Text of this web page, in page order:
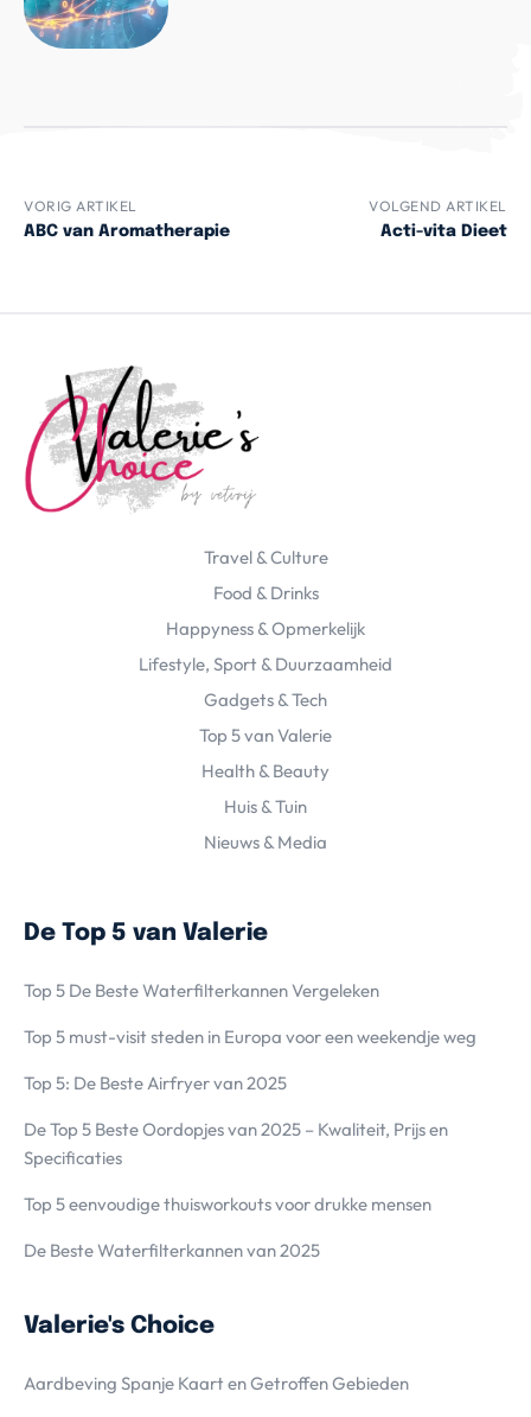
VORIG ARTIKEL
ABC van Aromatherapie
VOLGEND ARTIKEL
Acti-vita Dieet
Travel & Culture
Food & Drinks
Happyness & Opmerkelijk
Lifestyle, Sport & Duurzaamheid
Gadgets & Tech
Top 5 van Valerie
Health & Beauty
Huis & Tuin
Nieuws & Media
De Top 5 van Valerie
Top 5 De Beste Waterfilterkannen Vergeleken
Top 5 must-visit steden in Europa voor een weekendje weg
Top 5: De Beste Airfryer van 2025
De Top 5 Beste Oordopjes van 2025 – Kwaliteit, Prijs en
Specificaties
Top 5 eenvoudige thuisworkouts voor drukke mensen
De Beste Waterfilterkannen van 2025
Valerie's Choice
Aardbeving Spanje Kaart en Getroffen Gebieden